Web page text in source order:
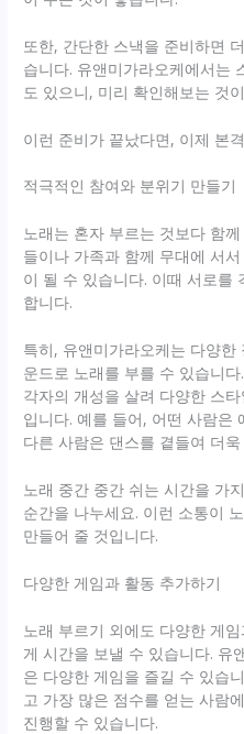
또한, 간단한 스낵을 준비하면
습니다. 유앤미가라오케에서는
도 있으니, 미리 확인해보는 것
이런 준비가 끝났다면, 이제 본
적극적인 참여와 분위기 만들기
노래는 혼자 부르는 것보다 함
들이나 가족과 함께 무대에 서
이 될 수 있습니다. 이때 서로를
합니다.
특히, 유앤미가라오케는 다양
운드로 노래를 부를 수 있습니
각자의 개성을 살려 다양한 스
입니다. 예를 들어, 어떤 사람은
다른 사람은 댄스를 곁들여 더
노래 중간 중간 쉬는 시간을 가
순간을 나누세요. 이런 소통이
만들어 줄 것입니다.
다양한 게임과 활동 추가하기
노래 부르기 외에도 다양한 게
게 시간을 보낼 수 있습니다. 유
은 다양한 게임을 즐길 수 있습
고 가장 많은 점수를 얻는 사람
진행할 수 있습니다.